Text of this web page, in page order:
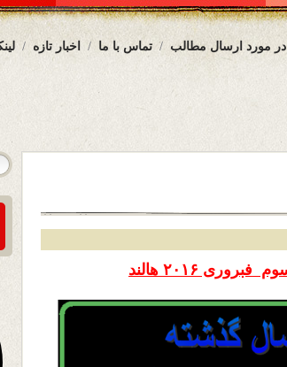
اخبار تازه تماس با ما در مورد ارسال مطالب